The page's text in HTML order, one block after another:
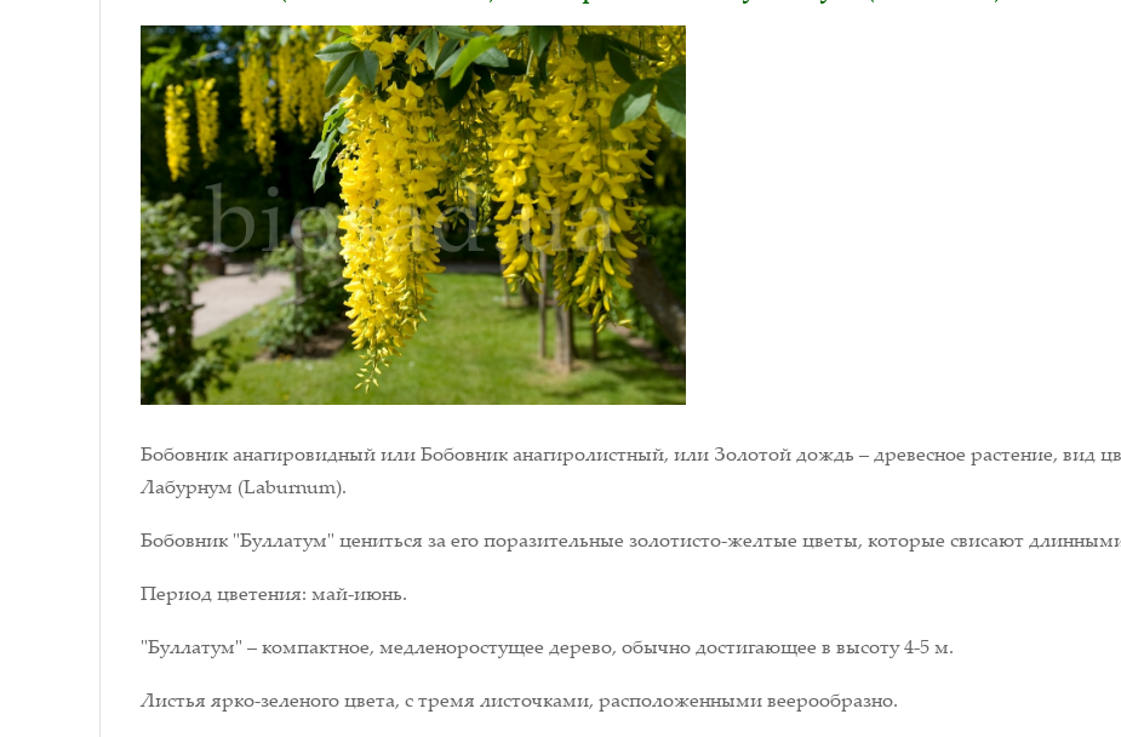
Бобовник анагировидный или Бобовник анагиролистный, или Золотой дождь – древесное растение, вид
Лабурнум (Laburnum).
Бобовник "Буллатум" цениться за его поразительные золотисто-желтые цветы, которые свисают
Период цветения: май-июнь.
"Буллатум" – компактное, медленоростущее дерево, обычно достигающее в высоту 4-5 м.
Листья ярко-зеленого цвета, с тремя листочками, расположенными веерообразно.